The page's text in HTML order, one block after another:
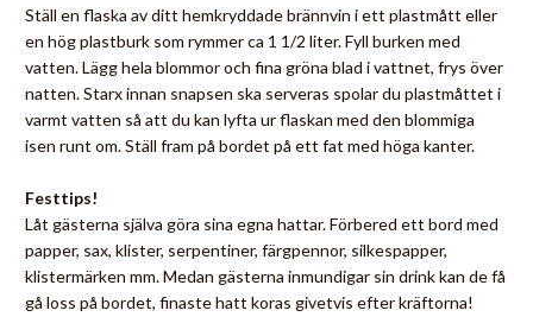
Ställ en flaska av ditt hemkryddade brännvin i ett plastmått eller
en hög plastburk som rymmer ca 1 1/2 liter. Fyll burken med
vatten. Lägg hela blommor och fina gröna blad i vattnet, frys över
natten. Starx innan snapsen ska serveras spolar du plastmåttet i
varmt vatten så att du kan lyfta ur flaskan med den blommiga
isen runt om. Ställ fram på bordet på ett fat med höga kanter.
Festtips!
Låt gästerna själva göra sina egna hattar. Förbered ett bord med
papper, sax, klister, serpentiner, färgpennor, silkespapper,
klistermärken mm. Medan gästerna inmundigar sin drink kan de få
gå loss på bordet, finaste hatt koras givetvis efter kräftorna!